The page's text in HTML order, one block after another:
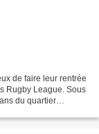
de faire leur rentrée
Rugby League. Sous
du quartier